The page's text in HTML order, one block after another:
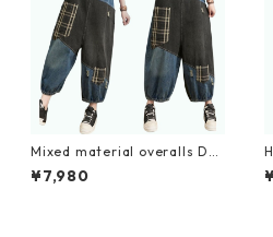
Mixed material overalls D0
082
¥7,980